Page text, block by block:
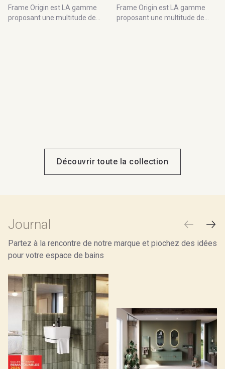
Frame Origin est LA gamme
proposant une multitude de
Frame Origin est LA gamme
proposant une multitude de
Découvrir toute la collection
Journal
Partez à la rencontre de notre marque et piochez des idées
pour votre espace de bains